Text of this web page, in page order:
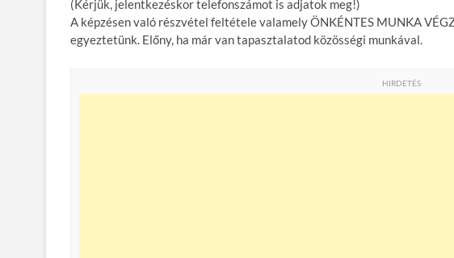
(Kérjük, jelentkezéskor telefonszámot is adjatok meg!)
A képzésen való részvétel feltétele valamely ÖNKÉNTES MUNKA
egyeztetünk. Előny, ha már van tapasztalatod közösségi munkával.
HIRDETÉS